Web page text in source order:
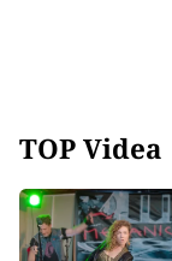
TOP Videa